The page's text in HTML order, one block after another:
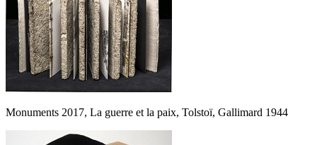
Monuments 2017, La guerre et la paix, Tolstoï, Gallimard 1944